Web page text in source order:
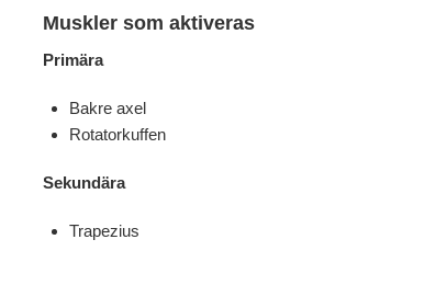
Muskler som aktiveras
Primära
Bakre axel
Rotatorkuffen
Sekundära
Trapezius